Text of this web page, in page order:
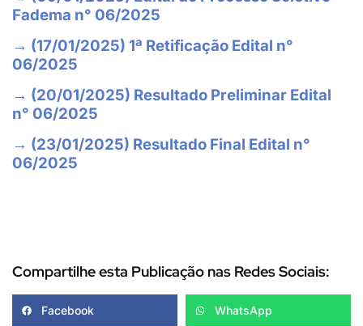
Fadema n° 06/2025
→ (17/01/2025) 1ª Retificação Edital n°
06/2025
→ (20/01/2025) Resultado Preliminar Edital
n° 06/2025
→ (23/01/2025) Resultado Final Edital n°
06/2025
Compartilhe esta Publicação nas Redes Sociais:
Facebook WhatsApp